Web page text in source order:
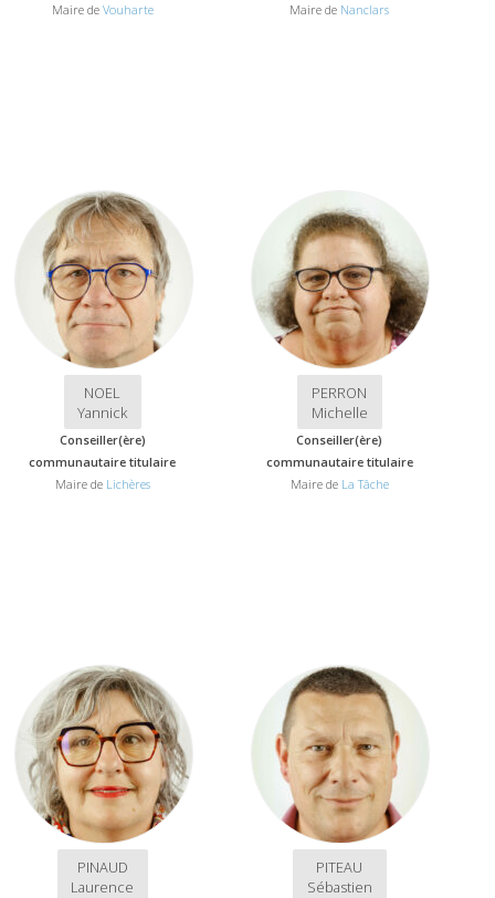
Maire de Vouharte
Maire de Nanclars
NOEL
Yannick
Conseiller(ère)
communautaire titulaire
Maire de Lichères
PERRON
Michelle
Conseiller(ère)
communautaire titulaire
Maire de La Tâche
PINAUD
Laurence
PITEAU
Sébastien